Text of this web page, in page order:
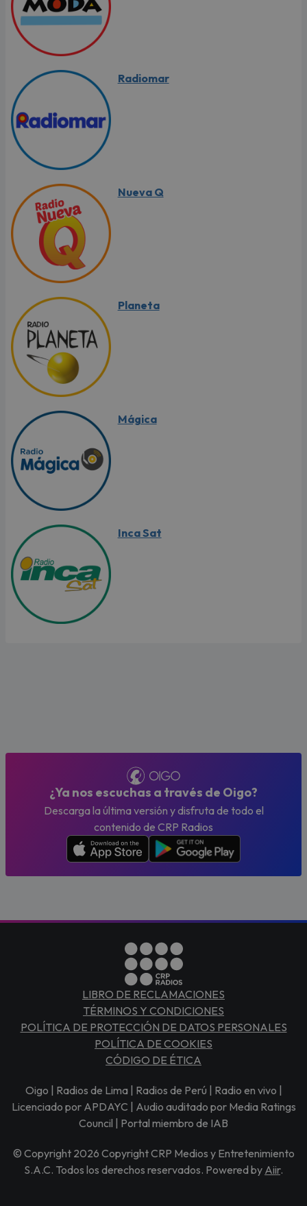
Radiomar
Nueva Q
Planeta
Mágica
Inca Sat
¿Ya nos escuchas a través de Oigo?
Descarga la última versión y disfruta de todo el
contenido de CRP Radios
LIBRO DE RECLAMACIONES
TÉRMINOS Y CONDICIONES
POLÍTICA DE PROTECCIÓN DE DATOS PERSONALES
POLÍTICA DE COOKIES
CÓDIGO DE ÉTICA
Oigo | Radios de Lima | Radios de Perú | Radio en vivo |
Licenciado por APDAYC | Audio auditado por Media Ratings
Council | Portal miembro de IAB
© Copyright 2026 Copyright CRP Medios y Entretenimiento
S.A.C. Todos los derechos reservados. Powered by Aiir.